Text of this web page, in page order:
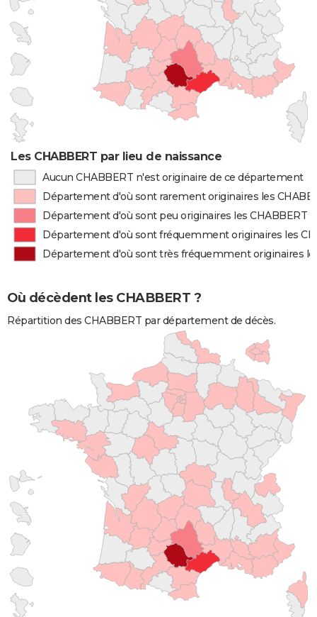
Les CHABBERT par lieu de naissance
Aucun CHABBERT n'est originaire de ce département
Département d'où sont rarement originaires les
Département d'où sont peu originaires les CHABBERT
Département d'où sont fréquemment originaires les
Département d'où sont très fréquemment originaires
Où décèdent les CHABBERT ?
Répartition des CHABBERT par département de décès.